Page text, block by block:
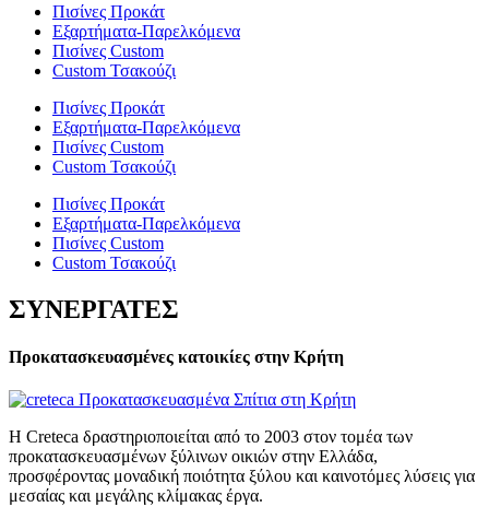
Πισίνες Προκάτ
Εξαρτήματα-Παρελκόμενα
Πισίνες Custom
Custom Τσακούζι
Πισίνες Προκάτ
Εξαρτήματα-Παρελκόμενα
Πισίνες Custom
Custom Τσακούζι
Πισίνες Προκάτ
Εξαρτήματα-Παρελκόμενα
Πισίνες Custom
Custom Τσακούζι
ΣΥΝΕΡΓΑΤΕΣ
Προκατασκευασμένες κατοικίες στην Κρήτη
Η Creteca δραστηριοποιείται από το 2003 στον τομέα των
προκατασκευασμένων ξύλινων οικιών στην Ελλάδα,
προσφέροντας μοναδική ποιότητα ξύλου και καινοτόμες λύσεις για
μεσαίας και μεγάλης κλίμακας έργα.